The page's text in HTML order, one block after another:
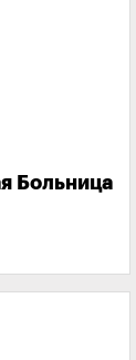
Больница